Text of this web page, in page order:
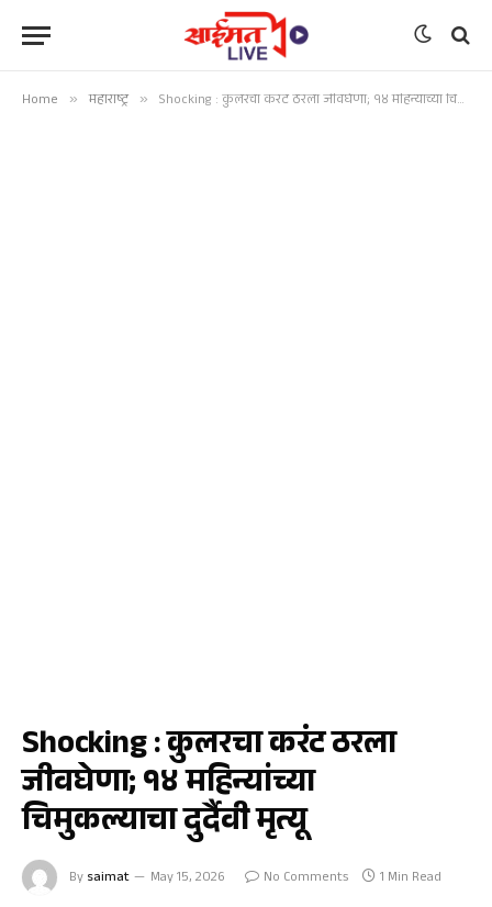
Home » महाराष्ट्र » Shocking : कुलरचा करंट ठरला जीवघेणा; १४ महिन्यांच्या चिमुकल्याचा दुर्दैवी मृत्यू
Shocking : कुलरचा करंट ठरला
जीवघेणा; १४ महिन्यांच्या
चिमुकल्याचा दुर्दैवी मृत्यू
By saimat May 15, 2026 No Comments 1 Min Read